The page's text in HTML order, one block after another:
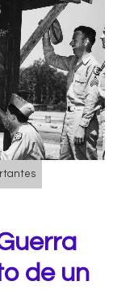
de un